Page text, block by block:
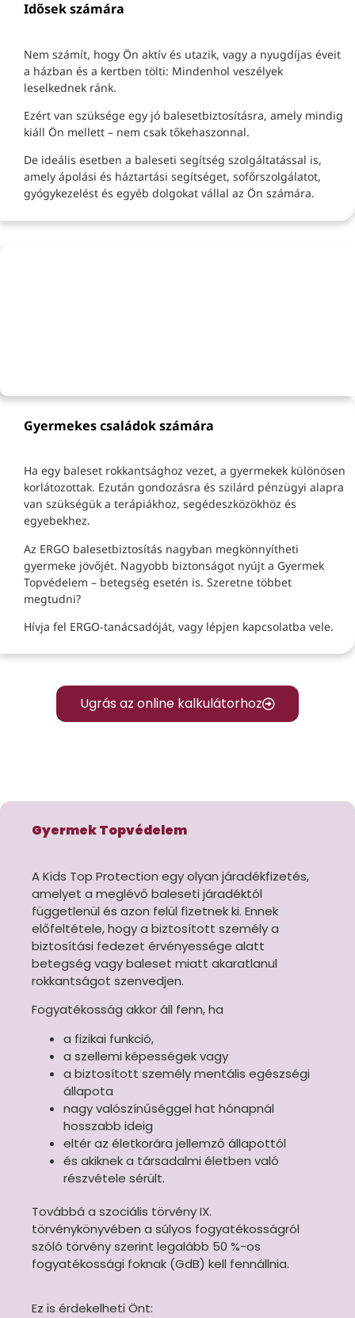
Idősek számára
Nem számít, hogy Ön aktív és utazik, vagy a nyugdíjas éveit
a házban és a kertben tölti: Mindenhol veszélyek
leselkednek ránk.
Ezért van szüksége egy jó balesetbiztosításra, amely mindig
kiáll Ön mellett – nem csak tőkehaszonnal.
De ideális esetben a baleseti segítség szolgáltatással is,
amely ápolási és háztartási segítséget, sofőrszolgálatot,
gyógykezelést és egyéb dolgokat vállal az Ön számára.
Gyermekes családok számára
Ha egy baleset rokkantsághoz vezet, a gyermekek különösen
korlátozottak. Ezután gondozásra és szilárd pénzügyi alapra
van szükségük a terápiákhoz, segédeszközökhöz és
egyebekhez.
Az ERGO balesetbiztosítás nagyban megkönnyítheti
gyermeke jövőjét. Nagyobb biztonságot nyújt a Gyermek
Topvédelem – betegség esetén is. Szeretne többet
megtudni?
Hívja fel ERGO-tanácsadóját, vagy lépjen kapcsolatba vele.
Ugrás az online kalkulátorhoz
Gyermek Topvédelem
A Kids Top Protection egy olyan járadékfizetés,
amelyet a meglévő baleseti járadéktól
függetlenül és azon felül fizetnek ki. Ennek
előfeltétele, hogy a biztosított személy a
biztosítási fedezet érvényessége alatt
betegség vagy baleset miatt akaratlanul
rokkantságot szenvedjen.
Fogyatékosság akkor áll fenn, ha
a fizikai funkció,
a szellemi képességek vagy
a biztosított személy mentális egészségi
állapota
nagy valószínűséggel hat hónapnál
hosszabb ideig
eltér az életkorára jellemző állapottól
és akiknek a társadalmi életben való
részvétele sérült.
Továbbá a szociális törvény IX.
törvénykönyvében a súlyos fogyatékosságról
szóló törvény szerint legalább 50 %-os
fogyatékossági foknak (GdB) kell fennállnia.
Ez is érdekelheti Önt: